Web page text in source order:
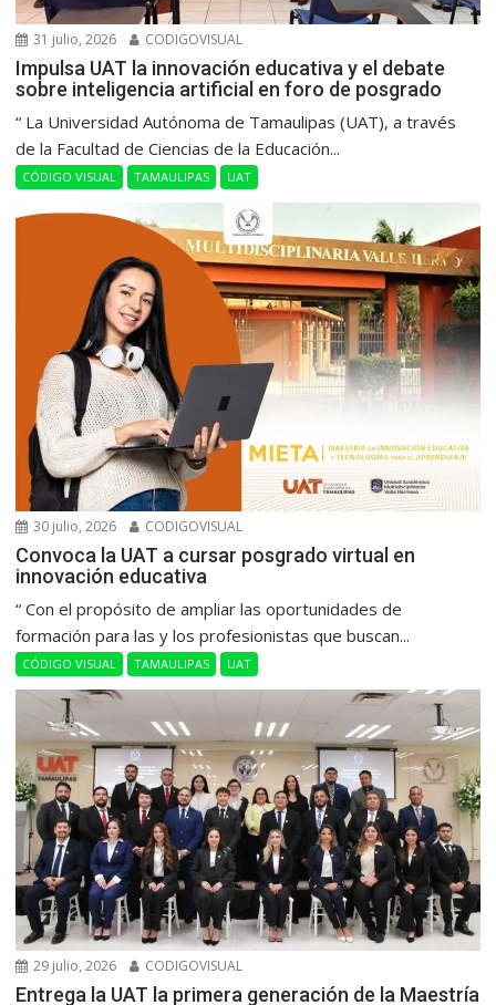
31 julio, 2026 CODIGOVISUAL
Impulsa UAT la innovación educativa y el debate
sobre inteligencia artificial en foro de posgrado
“ La Universidad Autónoma de Tamaulipas (UAT), a través
de la Facultad de Ciencias de la Educación...
CÓDIGO VISUAL TAMAULIPAS UAT
30 julio, 2026 CODIGOVISUAL
Convoca la UAT a cursar posgrado virtual en
innovación educativa
“ Con el propósito de ampliar las oportunidades de
formación para las y los profesionistas que buscan...
CÓDIGO VISUAL TAMAULIPAS UAT
29 julio, 2026 CODIGOVISUAL
Entrega la UAT la primera generación de la Maestría